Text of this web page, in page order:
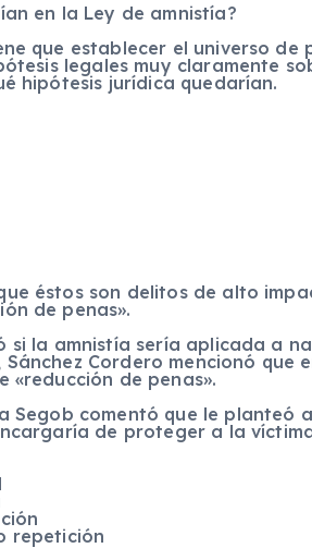
en la Ley de amnistía?
que establecer el universo
legales muy claramente
hipótesis jurídica quedarían.
éstos son delitos de alto
de penas».
si la amnistía sería aplicada a
Cordero mencionó que
de penas».
Segob comentó que le planteó
de proteger a la
repetición